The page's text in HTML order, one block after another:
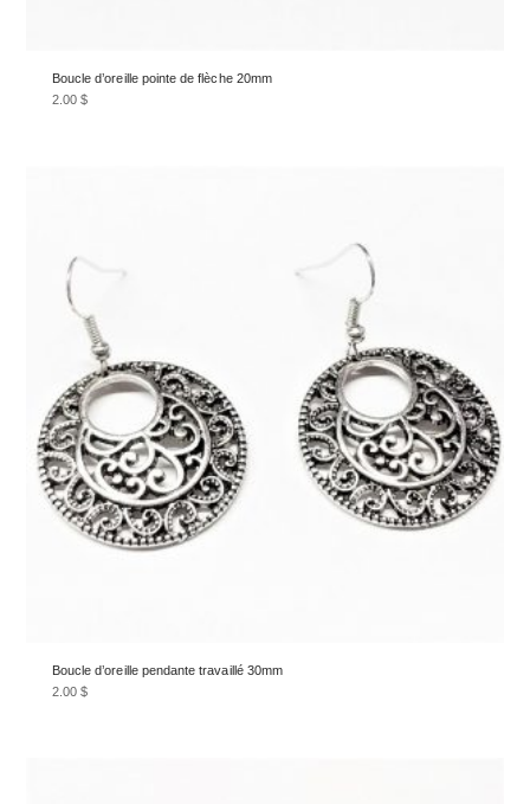
Boucle d’oreille pointe de flèche 20mm
2.00$
Boucle d’oreille pendante travaillé 30mm
2.00$